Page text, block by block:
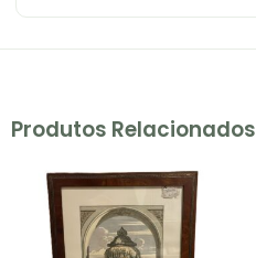
Produtos Relacionados